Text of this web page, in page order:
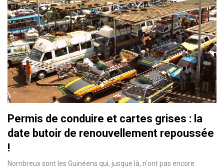
Permis de conduire et cartes grises : la
date butoir de renouvellement repoussée
!
Nombreux sont les Guinéens qui, jusque là, n'ont pas encore